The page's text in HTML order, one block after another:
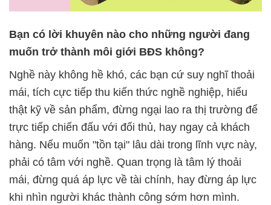
Bạn có lời khuyên nào cho những người đang
muốn trở thành môi giới BĐS không?
Nghề này không hề khó, các bạn cứ suy nghĩ thoải
mái, tích cực tiếp thu kiến thức nghề nghiệp, hiểu
thật kỹ về sản phẩm, đừng ngại lao ra thị trường để
trực tiếp chiến đấu với đối thủ, hay ngay cả khách
hàng. Nếu muốn "tồn tại" lâu dài trong lĩnh vực này,
phải có tâm với nghề. Quan trọng là tâm lý thoải
mái, đừng quá áp lực về tài chính, hay đừng áp lực
khi nhìn người khác thành công sớm hơn mình.